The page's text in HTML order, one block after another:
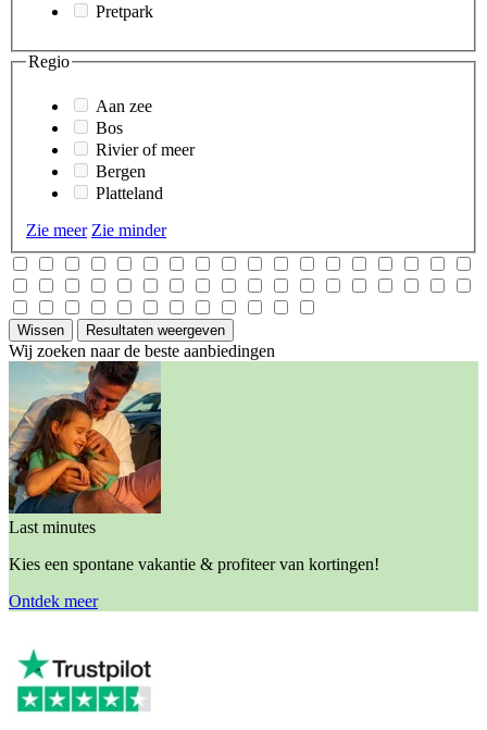
Pretpark
Regio
Aan zee
Bos
Rivier of meer
Bergen
Platteland
Zie meer Zie minder
Wissen Resultaten weergeven
Wij zoeken naar de beste aanbiedingen
Last minutes
Kies een spontane vakantie & profiteer van kortingen!
Ontdek meer